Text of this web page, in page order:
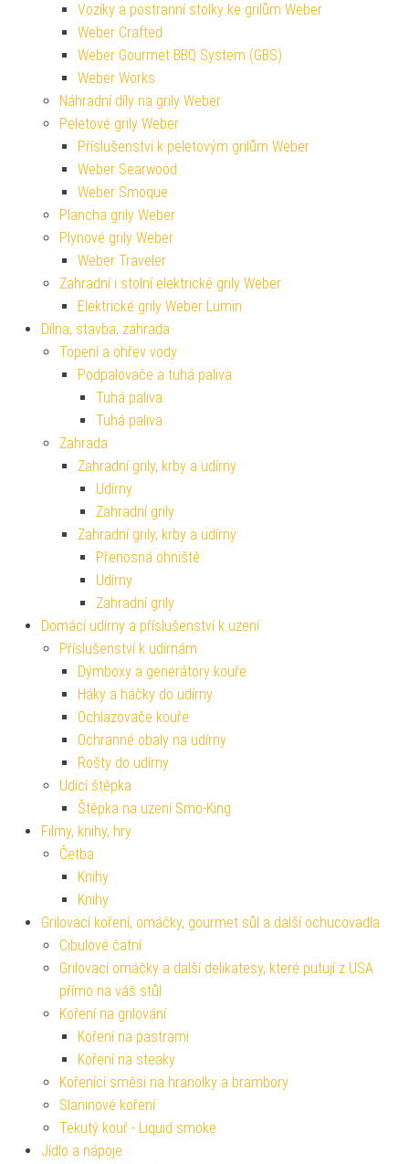
Vozíky a postranní stolky ke grilům Weber
Weber Crafted
Weber Gourmet BBQ System (GBS)
Weber Works
Náhradní díly na grily Weber
Peletové grily Weber
Příslušenství k peletovým grilům Weber
Weber Searwood
Weber Smoque
Plancha grily Weber
Plynové grily Weber
Weber Traveler
Zahradní i stolní elektrické grily Weber
Elektrické grily Weber Lumin
Dílna, stavba, zahrada
Topení a ohřev vody
Podpalovače a tuhá paliva
Tuhá paliva
Tuhá paliva
Zahrada
Zahradní grily, krby a udírny
Udírny
Zahradní grily
Zahradní grily, krby a udírny
Přenosná ohniště
Udírny
Zahradní grily
Domácí udírny a příslušenství k uzení
Příslušenství k udírnám
Dýmboxy a generátory kouře
Háky a háčky do udírny
Ochlazovače kouře
Ochranné obaly na udírny
Rošty do udírny
Udící štěpka
Štěpka na uzení Smo-King
Filmy, knihy, hry
Četba
Knihy
Knihy
Grilovací koření, omáčky, gourmet sůl a další ochucovadla
Cibulové čatní
Grilovací omáčky a další delikatesy, které putují z USA
přímo na váš stůl
Koření na grilování
Koření na pastrami
Koření na steaky
Kořenící směsi na hranolky a brambory
Slaninové koření
Tekutý kouř - Liquid smoke
Jídlo a nápoje